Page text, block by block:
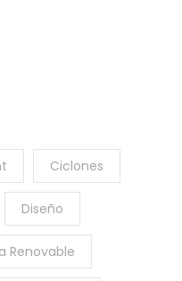
Ciclones
Diseño
Renovable